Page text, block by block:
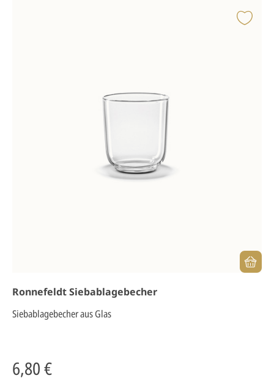
Ronnefeldt Siebablagebecher
Siebablagebecher aus Glas
6,80 €